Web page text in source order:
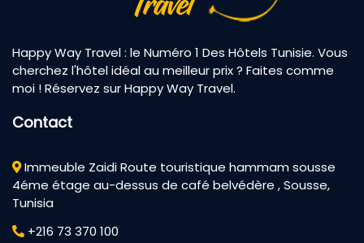
Happy Way Travel : le Numéro 1 Des Hôtels Tunisie. Vous
cherchez l'hôtel idéal au meilleur prix ? Faites comme
moi ! Réservez sur Happy Way Travel.
Contact
Immeuble Zaidi Route touristique hammam sousse
4éme étage au-dessus de café belvédère , Sousse,
Tunisia
+216 73 370 100